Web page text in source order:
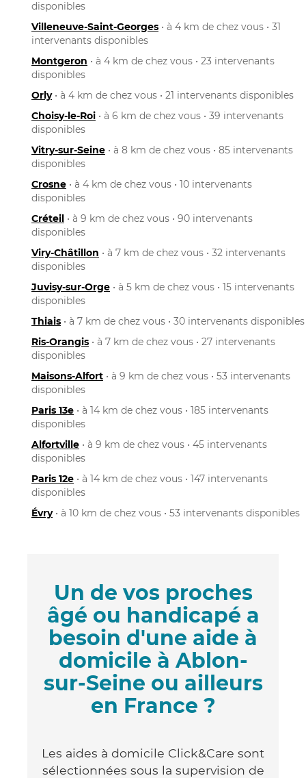
disponibles
Villeneuve-Saint-Georges • à 4 km de chez vous • 31
intervenants disponibles
Montgeron • à 4 km de chez vous • 23 intervenants
disponibles
Orly• à 4 km de chez vous • 21 intervenants disponibles
Choisy-le-Roi • à 6 km de chez vous • 39 intervenants
disponibles
Vitry-sur-Seine • à 8 km de chez vous • 85 intervenants
disponibles
Crosne • à 4 km de chez vous • 10 intervenants
disponibles
Créteil • à 9 km de chez vous • 90 intervenants
disponibles
Viry-Châtillon • à 7 km de chez vous • 32 intervenants
disponibles
Juvisy-sur-Orge • à 5 km de chez vous • 15 intervenants
disponibles
Thiais • à 7 km de chez vous • 30 intervenants disponibles
Ris-Orangis • à 7 km de chez vous • 27 intervenants
disponibles
Maisons-Alfort • à 9 km de chez vous • 53 intervenants
disponibles
Paris 13e • à 14 km de chez vous • 185 intervenants
disponibles
Alfortville • à 9 km de chez vous • 45 intervenants
disponibles
Paris 12e • à 14 km de chez vous • 147 intervenants
disponibles
Évry• à 10 km de chez vous • 53 intervenants disponibles
Un de vos proches
âgé ou handicapé a
besoin d'une aide à
domicile à Ablon-
sur-Seine ou ailleurs
en France ?
Les aides à domicile Click&Care sont
sélectionnées sous la supervision de